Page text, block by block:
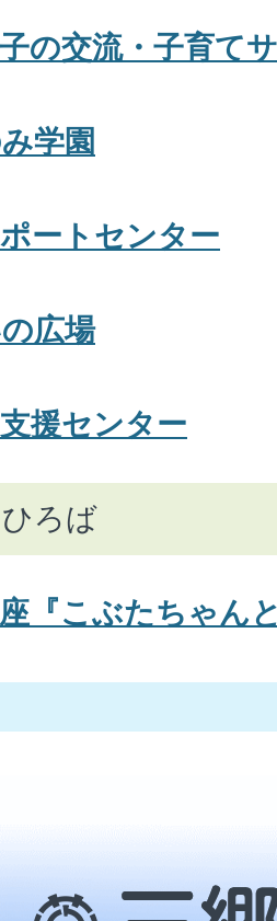
の交流・子育て
学園
ートセンター
広場
援センター
ろば
『こぶたちゃん
三